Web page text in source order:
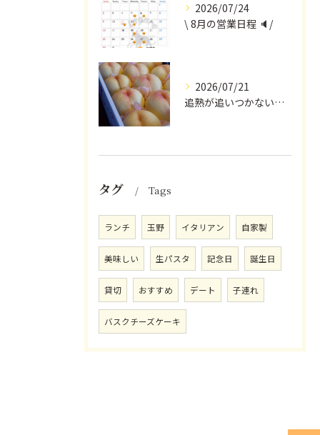
2026/07/24
\ 8月の営業日程 🔈/
2026/07/21
追熟が追いつかないほど気にかけていただいている
タグ Tags
ランチ 玉野 イタリアン 自家製
美味しい 生パスタ 記念日 誕生日
貸切 おすすめ デート 子連れ
バスクチーズケーキ